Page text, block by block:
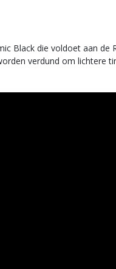
Black die voldoet aan de
verdund om lichtere